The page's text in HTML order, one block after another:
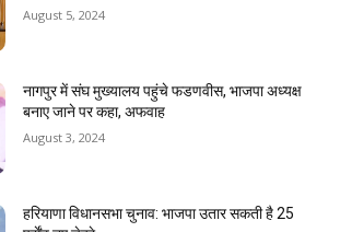
August 5, 2024
नागपुर में संघ मुख्यालय पहुंचे फडणवीस, भाजपा अध्यक्ष
बनाए जाने पर कहा, अफवाह
August 3, 2024
हरियाणा विधानसभा चुनाव: भाजपा उतार सकती है 25